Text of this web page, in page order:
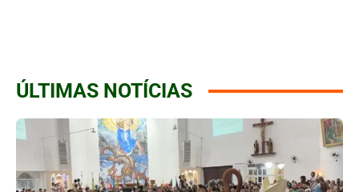
ÚLTIMAS NOTÍCIAS